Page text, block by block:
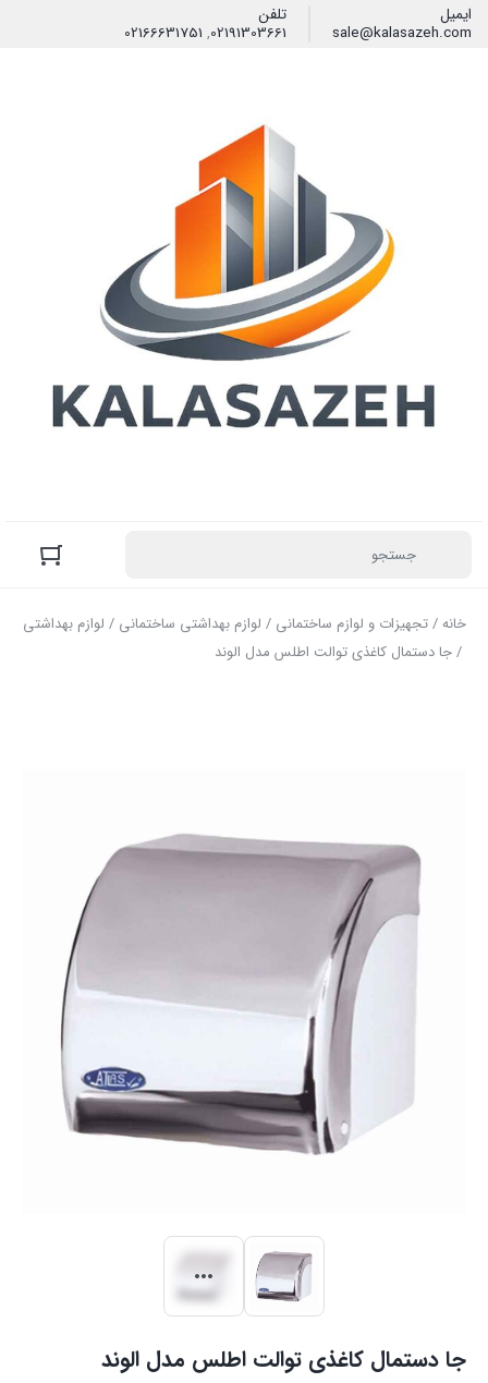
ایمیل
sale@kalasazeh.com
تلفن
02191303661
,
02166631751
خانه/تجهیزات و لوازم ساختمانی / لوازم بهداشتی ساختمانی / لوازم بهداشتی
/ جا دستمال کاغذی توالت اطلس مدل الوند
جا دستمال کاغذی توالت اطلس مدل الوند